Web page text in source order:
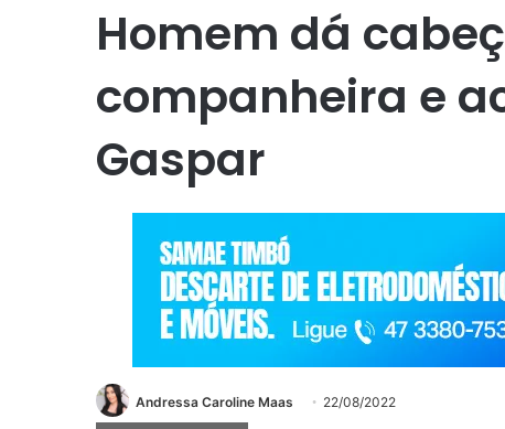
Homem dá
companheira e
Gaspar
Andressa Caroline Maas 22/08/2022